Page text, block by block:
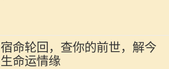
宿命轮回，查你的前世，解今
生命运情缘